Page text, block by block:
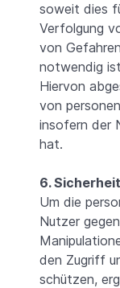
soweit dies
Verfolgung
von
notwendig
Hiervon
von
insofern der
hat.
6. Sicherheit
Um die
Nutzer
den Zugriff
schützen,